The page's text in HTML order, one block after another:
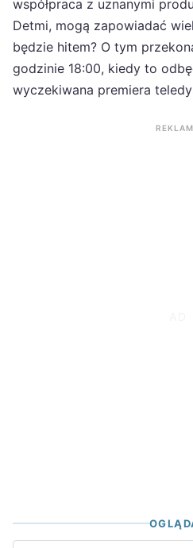
współpraca z uznanymi
Detmi, mogą zapowiadać
będzie hitem? O tym
godzinie 18:00, kiedy to
wyczekiwana premiera